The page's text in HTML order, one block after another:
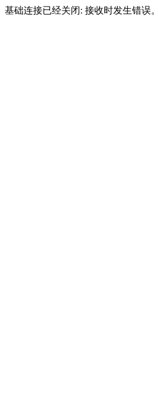
基础连接已经关闭: 接收时发生错误。